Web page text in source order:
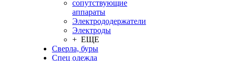
сопутствующие
аппараты
Электрододержатели
Электроды
+ ЕЩЕ
Сверла, буры
Спец одежда